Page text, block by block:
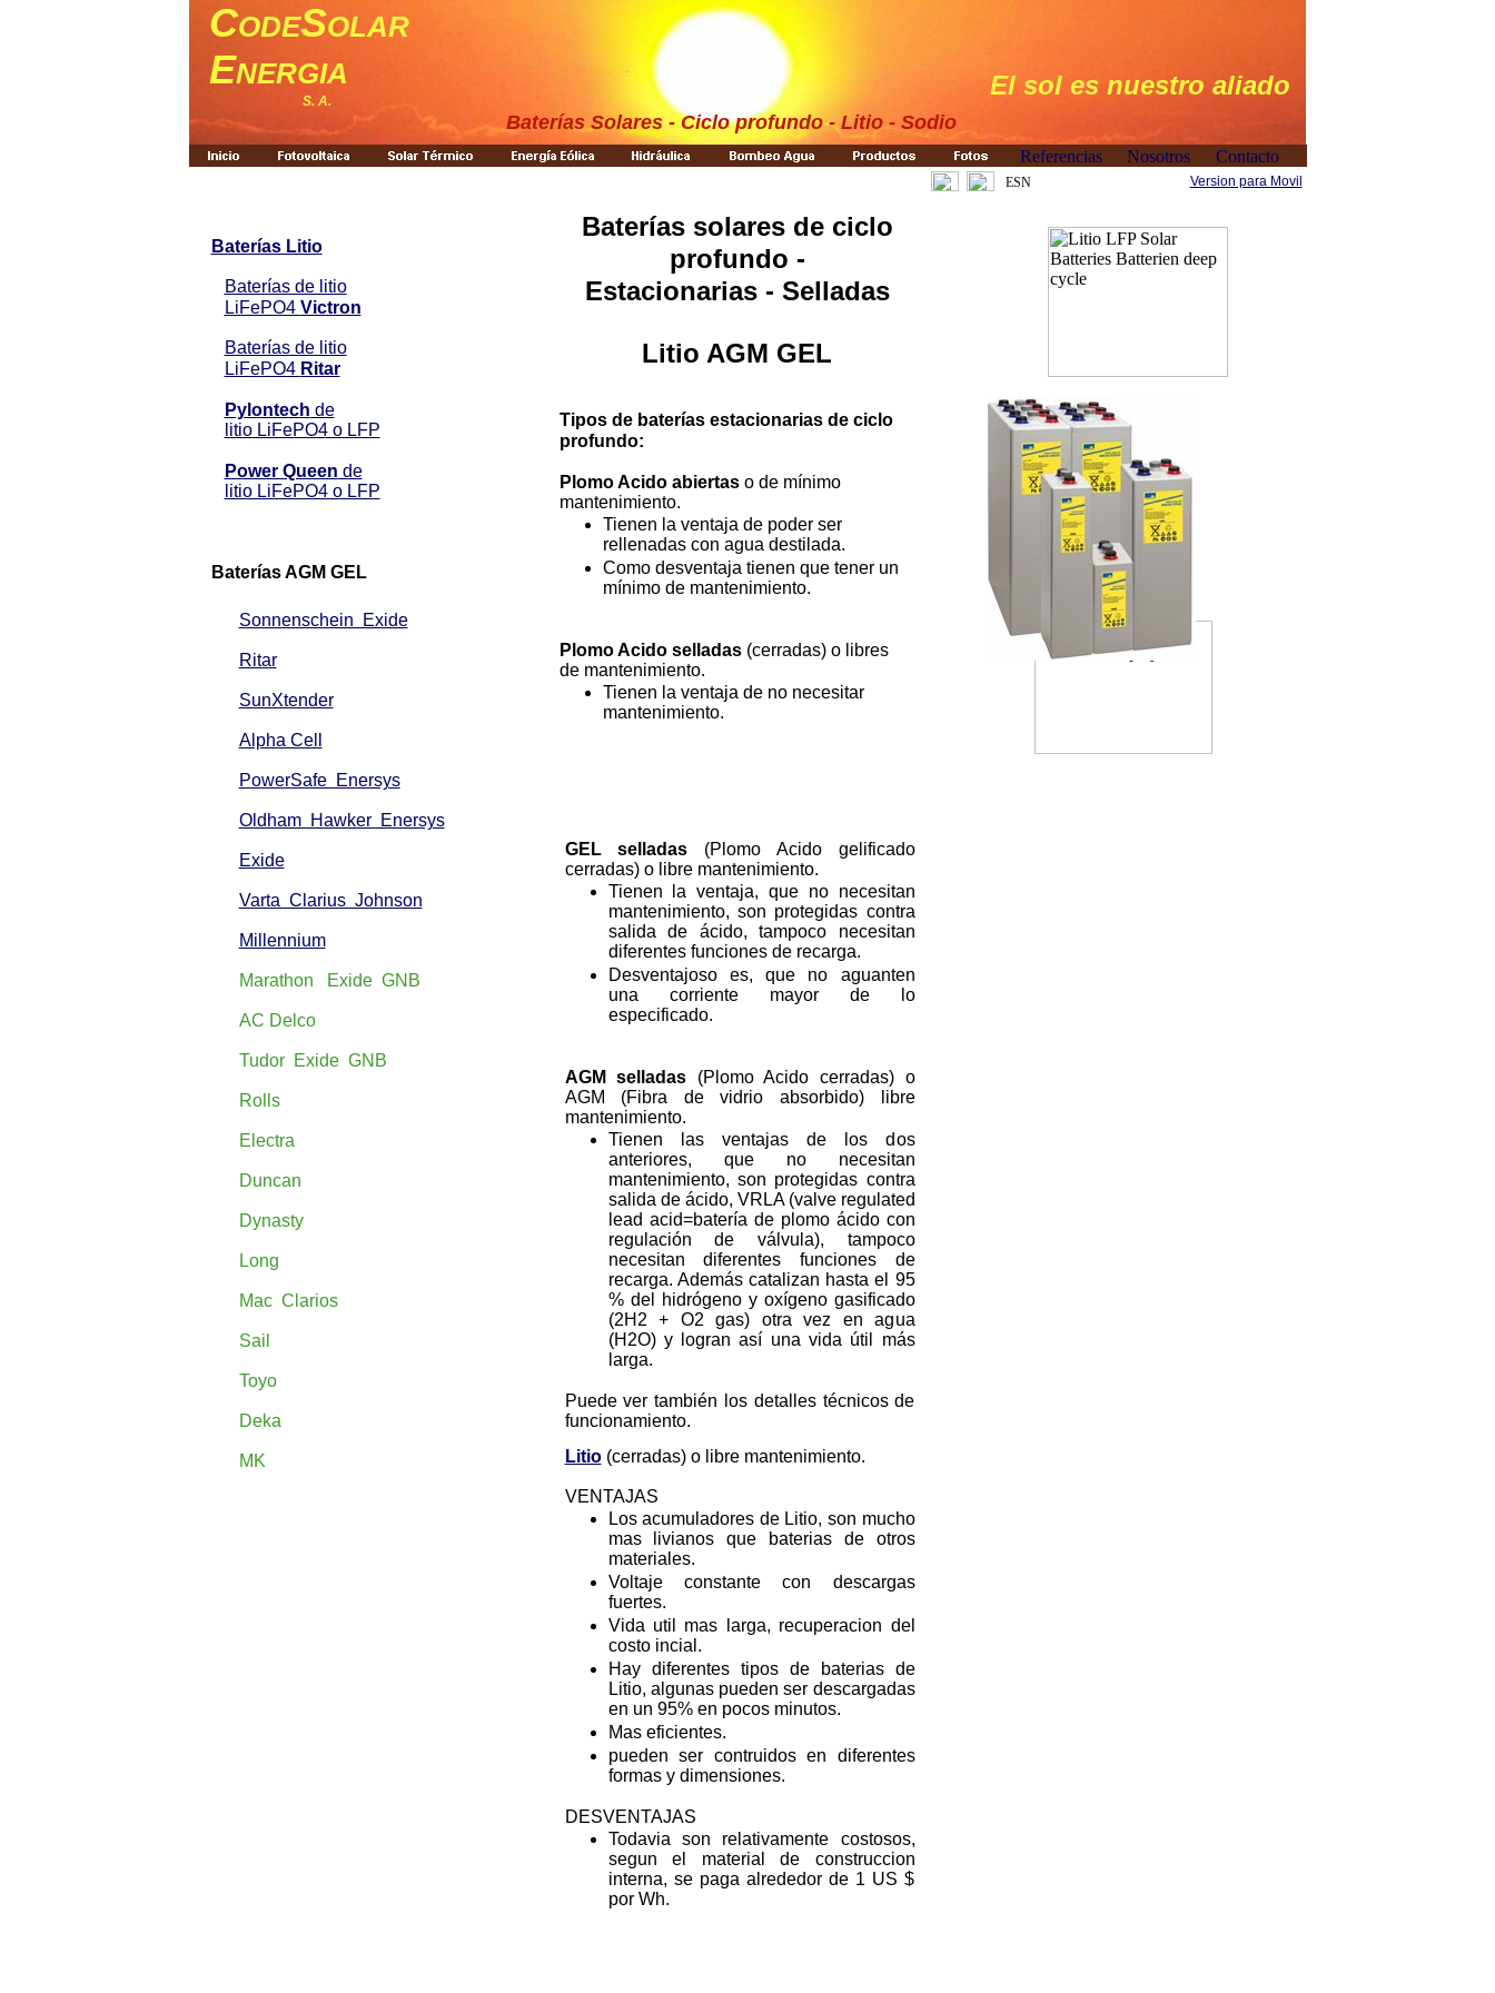
El sol es nuestro aliado
Baterías Solares - Ciclo profundo - Litio - Sodio
CODESOLAR
ENERGIA
S. A.
ESN Version para Movil
Baterías solares de ciclo
profundo -
Estacionarias - Selladas
Litio AGM GEL
Tipos de baterías estacionarias de ciclo
profundo:
Plomo Acido abiertaso de mínimo
mantenimiento.
Tienen la ventaja de poder ser
rellenadas con agua destilada.
Como desventaja tienen que tener un
mínimo de mantenimiento.
Plomo Acido selladas (cerradas) o libres
de mantenimiento.
Tienen la ventaja de no necesitar
mantenimiento.
GEL selladas (Plomo Acido gelificado
cerradas) o libre mantenimiento.
Tienen la ventaja, que no necesitan
mantenimiento, son protegidas contra
salida de ácido, tampoco necesitan
diferentes funciones de recarga.
Desventajoso es, que no aguanten
una corriente mayor de lo
especificado.
AGM selladas (Plomo Acido cerradas) o
AGM (Fibra de vidrio absorbido) libre
mantenimiento.
Tienen las ventajas de los dos
anteriores, que no necesitan
mantenimiento, son protegidas contra
salida de ácido, VRLA (valve regulated
lead acid=batería de plomo ácido con
regulación de válvula), tampoco
necesitan diferentes funciones de
recarga. Además catalizan hasta el 95
% del hidrógeno y oxígeno gasificado
(2H2 + O2 gas) otra vez en agua
(H2O) y logran así una vida útil más
larga.
Puede ver también los detalles técnicos de
funcionamiento.
Sonnenschein Exide
Ritar
SunXtender
Alpha Cell
PowerSafe Enersys
Oldham Hawker Enersys
Exide
Varta Clarius Johnson
Millennium
Marathon Exide GNB
AC Delco
Tudor Exide GNB
Rolls
Electra
Duncan
Dynasty
Long
Mac Clarios
Sail
Toyo
Deka
MK Litio (cerradas) o libre mantenimiento.
VENTAJAS
Los acumuladores de Litio, son mucho
mas livianos que baterias de otros
materiales.
Voltaje constante con descargas
fuertes.
Vida util mas larga, recuperacion del
costo incial.
Hay diferentes tipos de baterias de
Litio, algunas pueden ser descargadas
en un 95% en pocos minutos.
Mas eficientes.
pueden ser contruidos en diferentes
formas y dimensiones.
DESVENTAJAS
Todavia son relativamente costosos,
segun el material de construccion
interna, se paga alrededor de 1 US $
por Wh.
Baterías Litio
Baterías de litio
LiFePO4 Victron
Baterías de litio
LiFePO4 Ritar
Pylontech de
litio LiFePO4 o LFP
Power Queen de
litio LiFePO4 o LFP
Baterías AGM GEL